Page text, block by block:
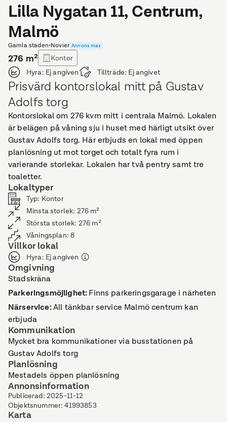
Lilla Nygatan 11, Centrum,
Malmö
Gamla staden•Novier Annons max
276 m²
Kontor
Hyra: Ej angiven Tillträde: Ej angivet
Prisvärd kontorslokal mitt på Gustav
Adolfs torg
Kontorslokal om 276 kvm mitt i centrala Malmö. Lokalen
är belägen på våning sju i huset med härligt utsikt över
Gustav Adolfs torg. Här erbjuds en lokal med öppen
planlösning ut mot torget och totalt fyra rum i
varierande storlekar. Lokalen har två pentry samt tre
toaletter.
Lokaltyper
Typ: Kontor
Minsta storlek: 276 m²
Största storlek: 276 m²
Våningsplan:8
Villkor lokal
Hyra: Ej angiven
Omgivning
Stadskräna
Parkeringsmöjlighet:Finns parkeringsgarage i närheten
Närservice:All tänkbar service Malmö centrum kan
erbjuda
Kommunikation
Mycket bra kommunikationer via busstationen på
Gustav Adolfs torg
Planlösning
Mestadels öppen planlösning
Annonsinformation
Publicerad: 2025-11-12
Objektsnummer:41993853
Karta